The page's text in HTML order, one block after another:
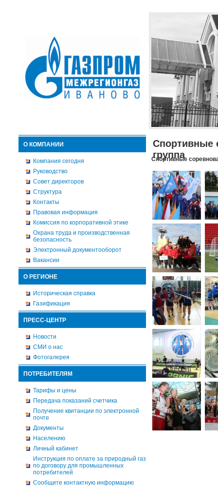
О КОМПАНИИ
Компания сегодня
Руководство
Совет директоров
Структура
Контакты
Правовая информация
Комиссия по корпоративной этике
Охрана труда и производственная
безопасность
Электронный документооборот
Вакансии
О РЕГИОНЕ
Историческая справка
Газификация
ПРЕСС-ЦЕНТР
Новости
СМИ о нас
Фотогалерея
ПОТРЕБИТЕЛЯМ
Тарифы и цены
Передача показаний счетчика
Получение квитанции по электронной
почте
Документы
Населению
Личный кабинет
Инструкция по оплате за природный газ
по договору для промышленных
потребителей
Сообщите контактную информацию
Спортивные
группа
Спортивные